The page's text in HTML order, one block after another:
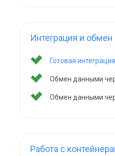
Интеграция и обмен
Готовая
Обмен данными
Обмен данными
Работа с